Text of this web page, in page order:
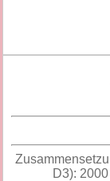
D3):